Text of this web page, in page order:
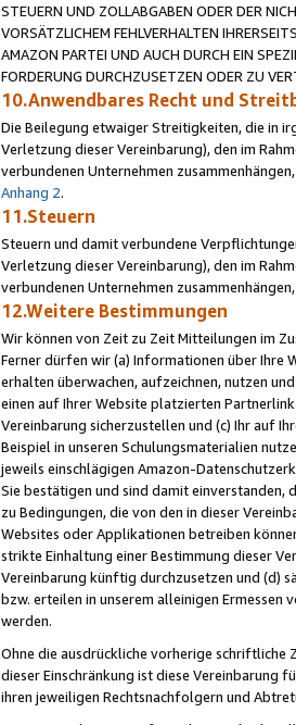
STEUERN UND ZOLLABGABEN ODER DER
VORSÄTZLICHEM FEHLVERHALTEN
AMAZON PARTEI UND AUCH DURCH EIN
FORDERUNG DURCHZUSETZEN ODER ZU
10.Anwendbares Recht und
Die Beilegung etwaiger Streitigkeiten, die in
Verletzung dieser Vereinbarung), den im
verbundenen Unternehmen
Anhang 2.
11.Steuern
Steuern und damit verbundene
Verletzung dieser Vereinbarung), den im
verbundenen Unternehmen
12.Weitere Bestimmungen
Wir können von Zeit zu Zeit Mitteilungen im
Ferner dürfen wir (a) Informationen über Ihre
erhalten überwachen, aufzeichnen, nutzen
einen auf Ihrer Website platzierten
Vereinbarung sicherzustellen und (c) Ihr auf
Beispiel in unseren Schulungsmaterialien
jeweils einschlägigen Amazon-
Sie bestätigen und sind damit einverstanden,
zu Bedingungen, die von den in dieser
Websites oder Applikationen betreiben
strikte Einhaltung einer Bestimmung dieser
Vereinbarung künftig durchzusetzen und (d)
bzw. erteilen in unserem alleinigen
werden.
Ohne die ausdrückliche vorherige schriftliche
dieser Einschränkung ist diese Vereinbarung
ihren jeweiligen Rechtsnachfolgern und